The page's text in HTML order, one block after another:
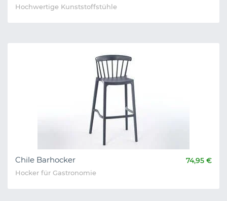
Hochwertige Kunststoffstühle
Chile Barhocker 74,95 €
Hocker für Gastronomie